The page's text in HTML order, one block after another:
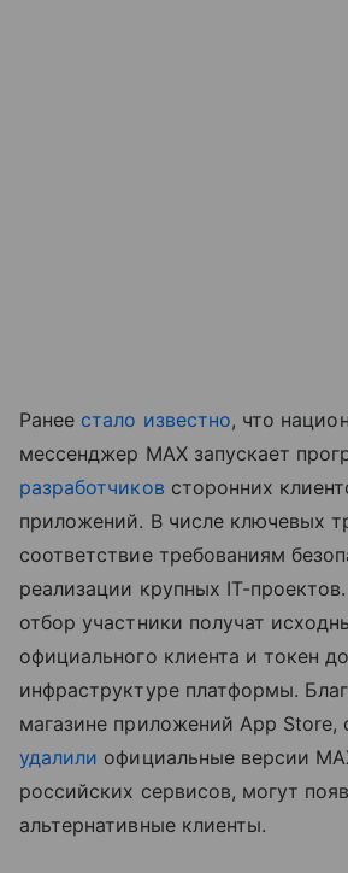
Ранее стало известно, что
мессенджер MAX запускает
разработчиков сторонних
приложений. В числе ключевых
соответствие требованиям
реализации крупных IT-
отбор участники получат
официального клиента и токен
инфраструктуре платформы.
магазине приложений App Store,
удалили официальные версии
российских сервисов, могут
альтернативные клиенты.